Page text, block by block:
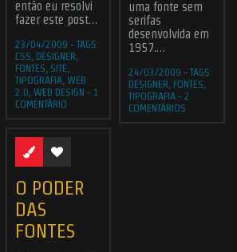
então eu resolvi
fazer este post…
23/04/2009 - TAGS:
CSS DESIGNER
FONTES SITE
TIPOGRAFIA, WEB
2.0 WEB DESIGN - 1
COMENTÁRIO
O PODER
DAS
FONTES
uma fonte sem
serifas
desenvolvida em
1957.…
24/03/2009 -TAGS:
DESIGNER FONTES
TIPOGRAFIA -2
COMENTÁRIOS